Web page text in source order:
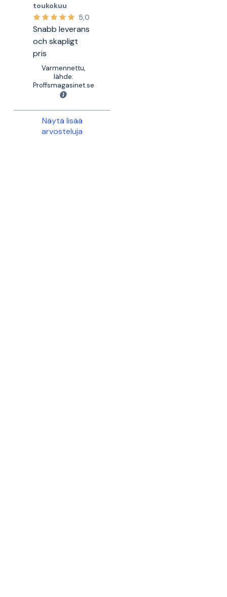
toukokuu
5,0
Snabb leverans
och skapligt
pris
Varmennettu,
lähde:
Proffsmagasinet.se
Näytä lisää
arvosteluja